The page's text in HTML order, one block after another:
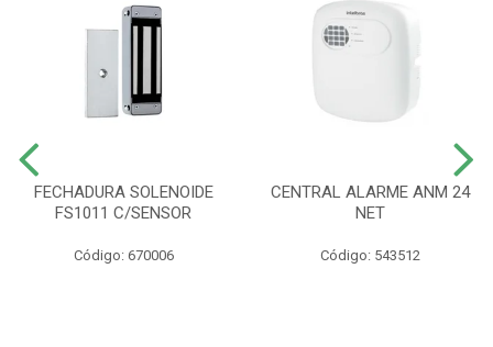
FECHADURA SOLENOIDE
FS1011 C/SENSOR
Código: 670006
CENTRAL ALARME ANM 24
NET
Código: 543512